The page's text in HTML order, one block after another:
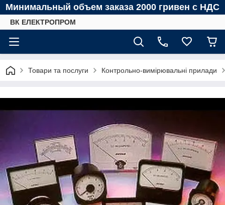
Минимальный объем заказа 2000 гривен с НДС
ВК ЕЛЕКТРОПРОМ
Товари та послуги Контрольно-вимірювальні прилади